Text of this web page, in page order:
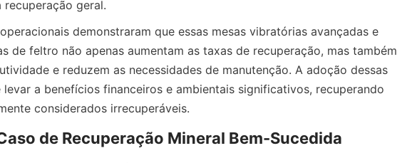
demonstraram que essas mesas vibratórias avançadas e
de feltro não apenas aumentam as taxas de recuperação, mas também
e reduzem as necessidades de manutenção. A adoção dessas
a benefícios financeiros e ambientais significativos, recuperando